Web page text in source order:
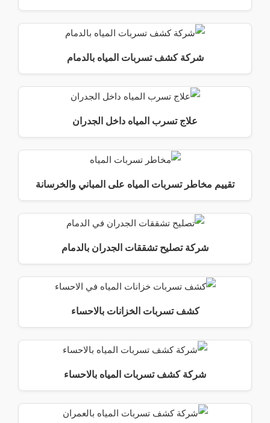
شركة كشف تسربات المياه بالدمام
علاج تسرب المياه داخل الجدران
تقييم مخاطر تسربات المياه على المباني والخرسانة
شركة تصليح تشققات الجدران بالدمام
كشف تسربات الخزانات بالاحساء
شركة كشف تسربات المياه بالاحساء